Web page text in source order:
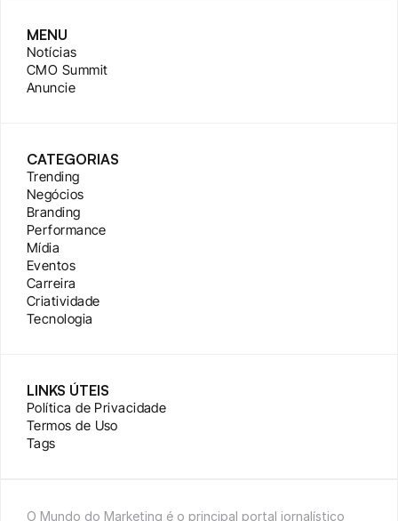
MENU
Notícias
CMO Summit
Anuncie
CATEGORIAS
Trending
Negócios
Branding
Performance
Mídia
Eventos
Carreira
Criatividade
Tecnologia
LINKS ÚTEIS
Política de Privacidade
Termos de Uso
Tags
O Mundo do Marketing é o principal portal jornalístico